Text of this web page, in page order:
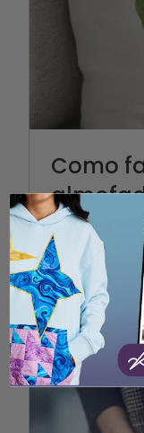
Como
correr